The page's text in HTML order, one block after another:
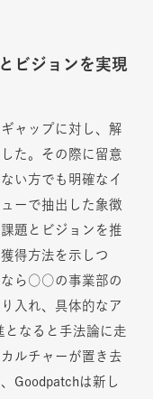
ビジョンを実現
ャップに対し、解
た。その際に留意
い方でも明確なイ
ーで抽出した象徴
題とビジョンを推
得方法を示しつ
なら○○の事業部の
入れ、具体的なア
となると手法論に走
ルチャーが置き去
Goodpatchは新し